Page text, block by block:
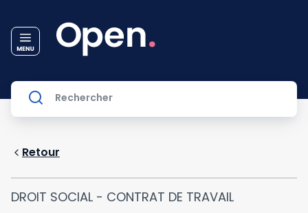
Retour
DROIT SOCIAL - CONTRAT DE TRAVAIL